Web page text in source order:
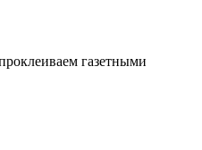
газетными